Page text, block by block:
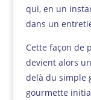
qui, en un
dans un
Cette façon de
devient alors
delà du simple
gourmette